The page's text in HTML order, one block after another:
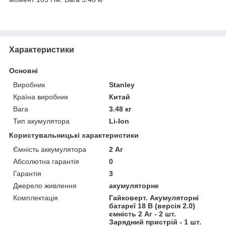
Характеристики
Основні
Виробник
Stanley
Країна виробник
Китай
Вага
3.48 кг
Тип акумулятора
Li-Ion
Користувальницькі характеристики
Ємність аккумулятора
2 Аг
Абсолютна гарантія
0
Гарантія
3
Джерело живлення
акумуляторне
Комплектація
Гайковерт. Акумуляторні
батареї 18 В (версія 2.0)
ємність 2 Аг - 2 шт.
Зарядний пристрій - 1 шт.